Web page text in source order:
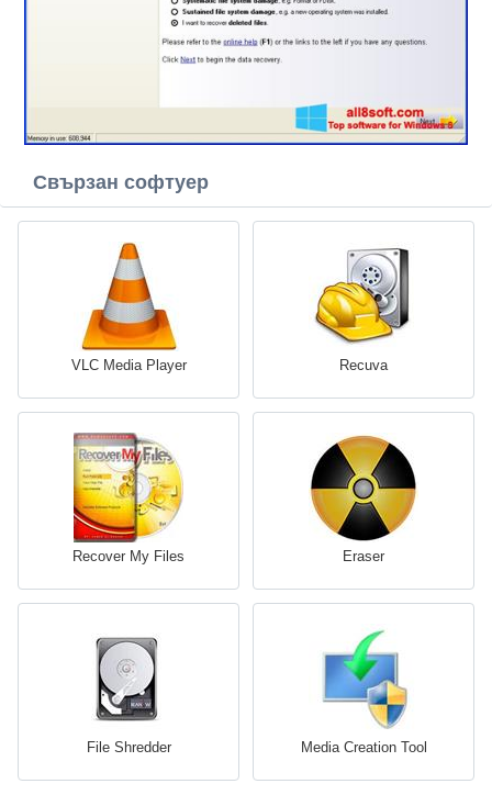
Свързан софтуер
VLC Media Player Recuva
Recover My Files Eraser
File Shredder Media Creation Tool